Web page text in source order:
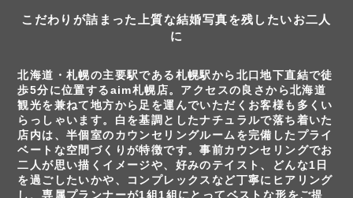
こだわりが詰まった上質な結婚写真を残したいお二人
に
北海道・札幌の主要駅である札幌駅から北口地下直結で徒
歩5分に位置するaim札幌店。アクセスの良さから北海道
観光を兼ねて地方から足を運んでいただくお客様も多くい
らっしゃいます。 白を基調としたナチュラルで落ち着いた
店内は、半個室のカウンセリングルームを完備したプライ
ベートな空間づくりが特徴です。事前カウンセリングでお
二人が思い描くイメージや、好みのテイスト、どんな1日
を過ごしたいかや、コンプレックスなど丁寧にヒアリング
し、専属プランナーが1組1組にとってベストな形をご提